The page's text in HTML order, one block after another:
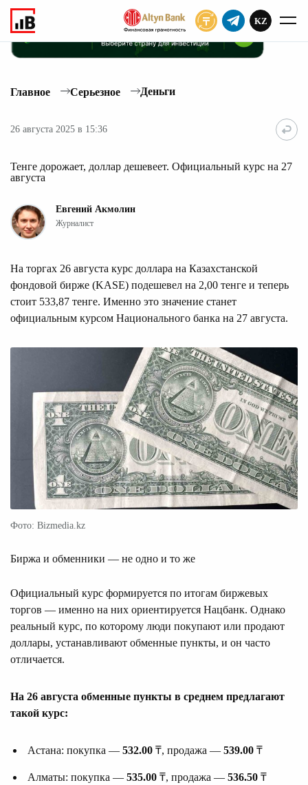
KZ
Главное Серьезное Деньги
26 августа 2025 в 15:36
Тенге дорожает, доллар дешевеет. Официальный курс на 27
августа
Евгений Акмолин
Журналист
На торгах 26 августа курс доллара на Казахстанской
фондовой бирже (KASE) подешевел на 2,00 тенге и теперь
стоит 533,87 тенге. Именно это значение станет
официальным курсом Национального банка на 27 августа.
Фото: Bizmedia.kz
Биржа и обменники — не одно и то же
Официальный курс формируется по итогам биржевых
торгов — именно на них ориентируется Нацбанк. Однако
реальный курс, по которому люди покупают или продают
доллары, устанавливают обменные пункты, и он часто
отличается.
На 26 августа обменные пункты в среднем предлагают
такой курс:
Астана: покупка — 532.00 ₸, продажа — 539.00 ₸
Алматы: покупка — 535.00 ₸, продажа — 536.50 ₸